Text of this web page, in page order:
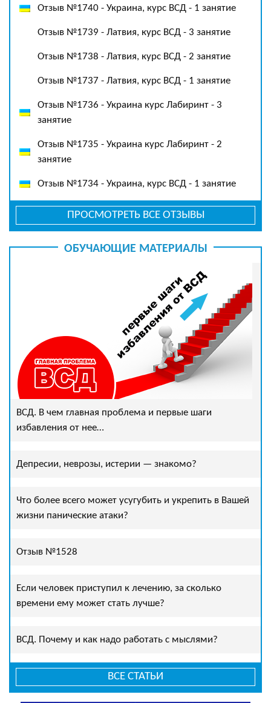
Отзыв №1740 - Украина, курс ВСД - 1 занятие
Отзыв №1739 - Латвия, курс ВСД - 3 занятие
Отзыв №1738 - Латвия, курс ВСД - 2 занятие
Отзыв №1737 - Латвия, курс ВСД - 1 занятие
Отзыв №1736 - Украина курс Лабиринт - 3
занятие
Отзыв №1735 - Украина курс Лабиринт - 2
занятие
Отзыв №1734 - Украина, курс ВСД - 1 занятие
ПРОСМОТРЕТЬ ВСЕ ОТЗЫВЫ
ОБУЧАЮЩИЕ МАТЕРИАЛЫ
ВСД. В чем главная проблема и первые шаги
избавления от нее…
Депресии, неврозы, истерии — знакомо?
Что более всего может усугубить и укрепить в Вашей
жизни панические атаки?
Отзыв №1528
Если человек приступил к лечению, за сколько
времени ему может стать лучше?
ВСД. Почему и как надо работать с мыслями?
ВСЕ СТАТЬИ